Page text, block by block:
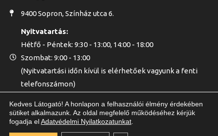
9400 Sopron, Színház utca 6.
Nyitvatartás:
Hétfő - Péntek: 9:30 - 13:00, 14:00 - 18:00
Szombat: 9:00 - 13:00
(Nyitvatartási időn kívül is elérhetőek vagyunk a fenti
telefonszámon)
Kedves Látogató! A honlapon a felhasználói élmény érdekében
sütiket alkalmazunk. Az oldal megfelelő működéséhez kérjük
fogadja elAdatvédelmi Nyilatkozatunkat